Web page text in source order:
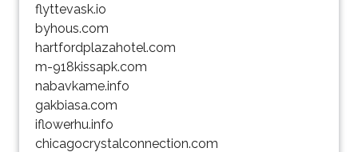
flyttevask.io
byhous.com
hartfordplazahotel.com
m-918kissapk.com
nabavkame.info
gakbiasa.com
iflowerhu.info
chicagocrystalconnection.com